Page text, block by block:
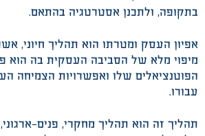
בתקופה, ולתכנן אסטרטגיה בהתאם.
אפיון העסק ומטרתו הוא תהליך חיוני,
מיפוי מלא של הסביבה העסקית בה הוא
הפוטנציאלים שלו ואפשרויות הצמיחה
עבורו.
תהליך זה הוא תהליך מחקרי, פנים-